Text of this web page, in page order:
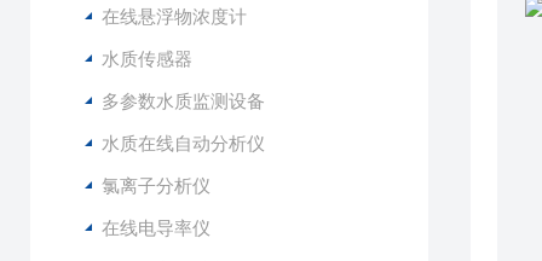
在线悬浮物浓度计
水质传感器
多参数水质监测设备
水质在线自动分析仪
氯离子分析仪
在线电导率仪